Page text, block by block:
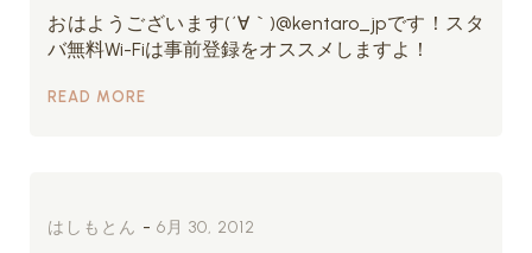
おはようございます(´∀｀)@kentaro_jpです！スタ
バ無料Wi-Fiは事前登録をオススメしますよ！
READ MORE
はしもとん - 6月 30, 2012